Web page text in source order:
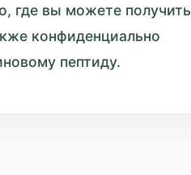
где вы можете получить
конфиденциально
пептиду.